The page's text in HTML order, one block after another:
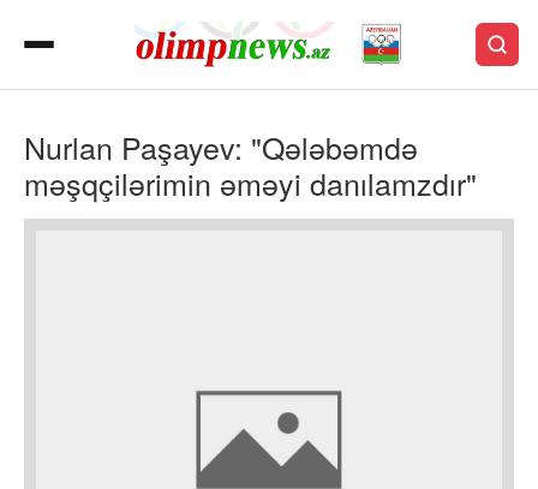
Nurlan Paşayev: "Qələbəmdə
məşqçilərimin əməyi danılamzdır"